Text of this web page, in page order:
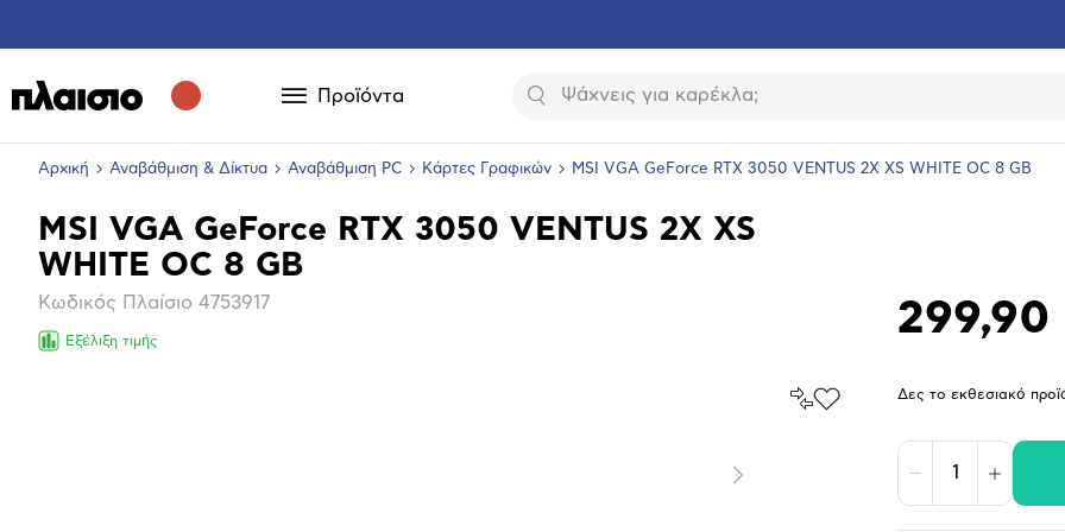
Προϊόντα Αναζήτηση
Αρχική Αναβάθμιση & Δίκτυα Αναβάθμιση PC Κάρτες Γραφικών MSI VGA GeForce RTX 3050 VENTUS 2X XS WHITE OC 8 GB
Βασικά
χαρακτηριστικά
MSI VGA GeForce RTX 3050 VENTUS 2X XS
WHITE OC 8 GB
Κωδικός Πλαίσιο 4753917
Εξέλιξη τιμής
Σύγκρινέ
Προσθήκη
Αγαπημένα
Επόμενο
299,90
Δες το εκθεσιακό
Μείωση Αύξηση